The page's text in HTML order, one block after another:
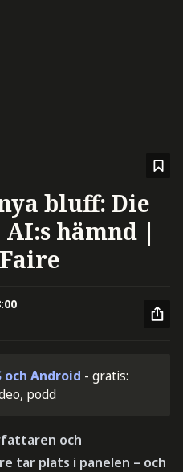
bluff: Die
hämnd |
och Android - gratis:
podd
och
tar plats i panelen – och